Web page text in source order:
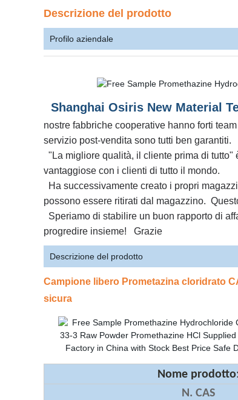
Descrizione del prodotto
Profilo aziendale
Shanghai Osiris New Material
nostre fabbriche cooperative hanno forti
servizio post-vendita sono tutti ben garantiti.
"La migliore qualità, il cliente prima di
vantaggiose con i clienti di tutto il mondo.
Ha successivamente creato i propri
possono essere ritirati dal magazzino.
Speriamo di stabilire un buon rapporto di
progredire insieme!
Grazie
Descrizione del prodotto
Campione libero Prometazina cloridrato
sicura
Nome prodotto:
N. CAS